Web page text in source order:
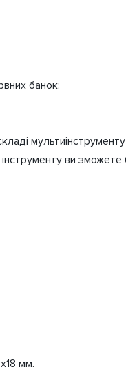
банок;
ви зможете
мм.